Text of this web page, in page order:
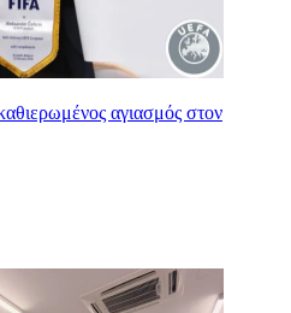
αγιασμός στον